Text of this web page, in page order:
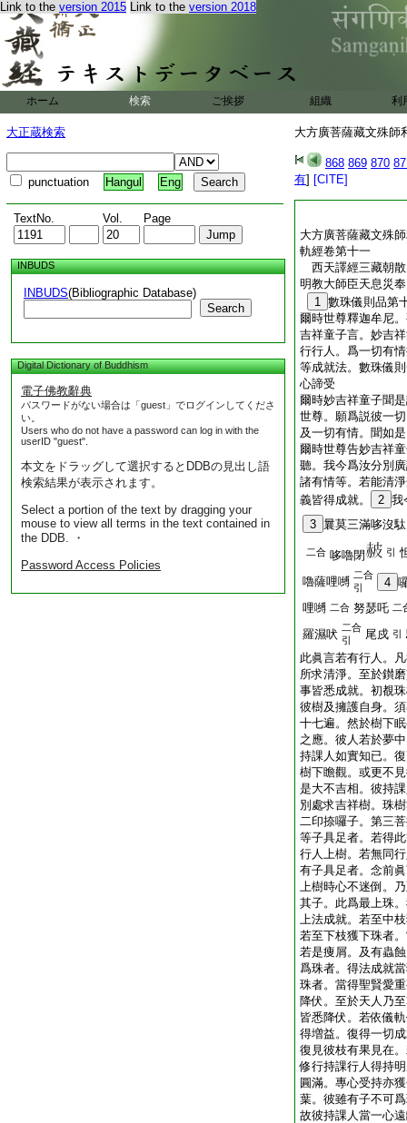
Link to the version 2015 Link to the version 2018
ホーム 検索 ご挨拶 組織 利
大正蔵検索
punctuation Hangul Eng
TextNo. Vol. Page
INBUDS
INBUDS(Bibliographic Database)
Search
Digital Dictionary of Buddhism
電子佛教辭典
パスワードがない場合は「guest」でログインしてくださ
い。
Users who do not have a password can log in with the
userID "guest".
本文をドラッグして選択するとDDBの見出し語
検索結果が表示されます。
Select a portion of the text by dragging your
mouse to view all terms in the text contained in
the DDB. ・
Password Access Policies
大方廣菩薩藏文殊
868 869 870
有] [CITE]
大方廣菩薩藏文殊
軌經卷第十一
西天譯經三藏朝
明教大師臣天
1 數珠儀則品第
爾時世尊釋迦牟尼
吉祥童子言。妙吉
行行人。爲一切有
等成就法。數珠儀
心諦受
爾時妙吉祥童子聞
世尊。願爲説彼一
及一切有情。聞如
爾時世尊告妙吉祥
聽。我今爲汝分別
諸有情等。若能清
義皆得成就。
2 我
3 曩莫三滿哆沒駄
二合 哆嚕閉 引
嚕薩哩嚩 二合
引
4
哩嚩 二合 努瑟吒 二
羅濕吠 二合
引
尾戍 引
此眞言若有行人。
所求清淨。至於鑚
事皆悉成就。初覩
彼樹及擁護自身。
十七遍。然於樹下
之應。彼人若於夢
持課人如實知已。
樹下瞻觀。或更不
是大不吉相。彼持
別處求吉祥樹。珠
二印捺囉子。第三
等子具足者。若得
行人上樹。若無同
有子具足者。念前
上樹時心不迷倒。
其子。此爲最上珠
上法成就。若至中
若至下枝獲下珠者
若是痩屑。及有蟲
爲珠者。得法成就
珠者。當得聖賢愛
降伏。至於天人乃
皆悉降伏。若依儀
得増益。復得一切
復見彼枝有果見在
修行持課行人得持
圓滿。專心受持亦
葉。彼雖有子不可
故彼持課人當一心